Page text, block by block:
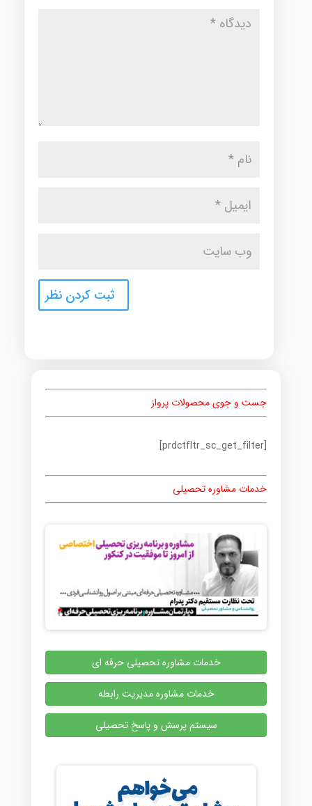
جست و جوی محصولات پرواز
[prdctfltr_sc_get_filter]
خدمات مشاوره تحصیلی
خدمات مشاوره تحصیلی حرفه ای
خدمات مشاوره مدیریت رابطه
سیستم پرسش و پاسخ تحصیلی